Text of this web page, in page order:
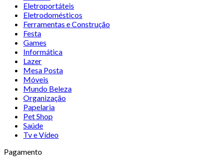
Eletroportáteis
Eletrodomésticos
Ferramentas e Construção
Festa
Games
Informática
Lazer
Mesa Posta
Móveis
Mundo Beleza
Organização
Papelaria
Pet Shop
Saúde
Tv e Vídeo
Pagamento